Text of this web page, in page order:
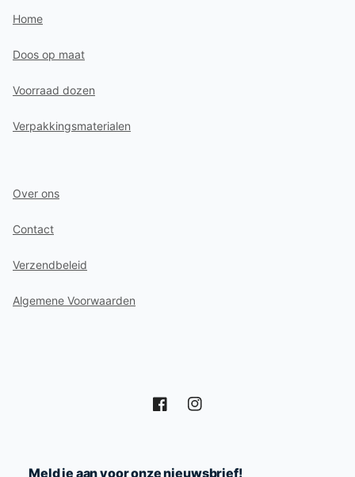
Home
Doos op maat
Voorraad dozen
Verpakkingsmaterialen
Over ons
Contact
Verzendbeleid
Algemene Voorwaarden
FacebookInstagram
Meld je aan voor onze nieuwsbrief!